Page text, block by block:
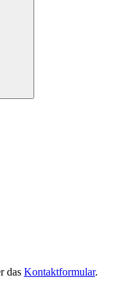
das Kontaktformular.